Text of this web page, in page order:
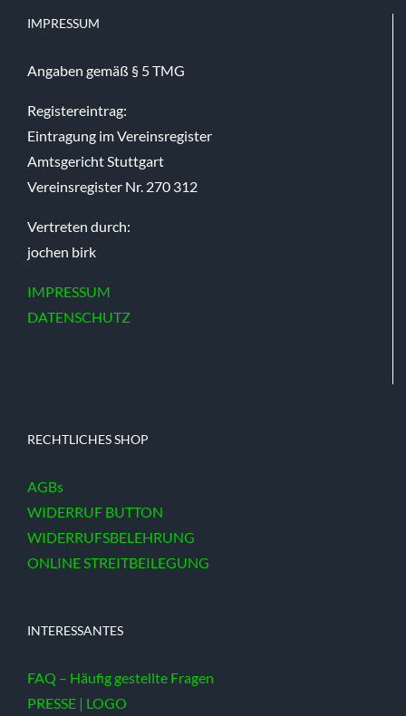
IMPRESSUM
Angaben gemäß § 5 TMG
Registereintrag:
Eintragung im Vereinsregister
Amtsgericht Stuttgart
Vereinsregister Nr. 270 312
Vertreten durch:
jochen birk
IMPRESSUM
DATENSCHUTZ
RECHTLICHES SHOP
AGBs
WIDERRUF BUTTON
WIDERRUFSBELEHRUNG
ONLINE STREITBEILEGUNG
INTERESSANTES
FAQ – Häufig gestellte Fragen
PRESSE | LOGO